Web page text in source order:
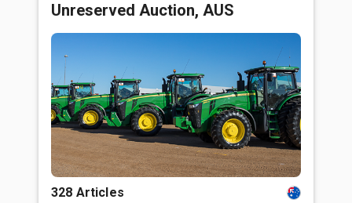
Unreserved Auction, AUS
328 Articles